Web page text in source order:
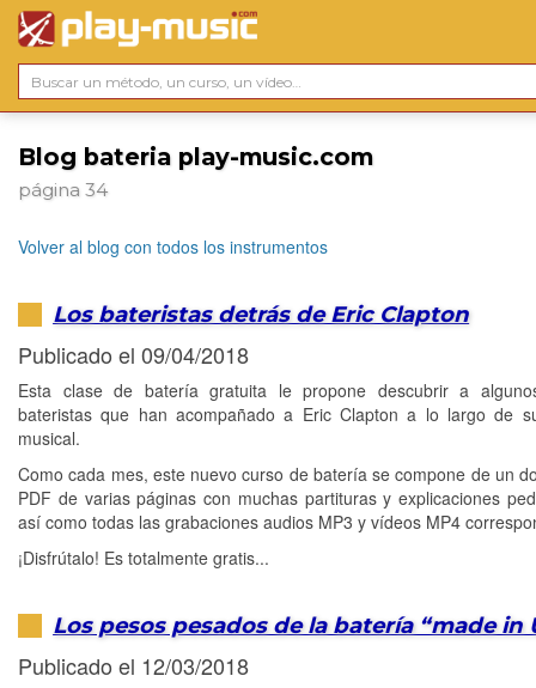
Blog bateria play-music.com
página 34
Volver al blog con todos los instrumentos
Los bateristas detrás de Eric Clapton
Publicado el 09/04/2018
Esta clase de batería gratuita le propone descubrir a
bateristas que han acompañado a Eric Clapton a lo largo de
musical.
Como cada mes, este nuevo curso de batería se compone de un
PDF de varias páginas con muchas partituras y explicaciones
así como todas las grabaciones audios MP3 y vídeos MP4
¡Disfrútalo! Es totalmente gratis...
Los pesos pesados de la batería “made in
Publicado el 12/03/2018